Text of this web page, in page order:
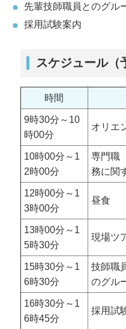
先輩技師職員とのグル
採用試験案内
スケジュール（
時間
9時30分～10
時00分
オリエ
10時00分～1
2時00分
専門職
務に関
12時00分～1
3時00分
昼食
13時00分～1
5時30分
現場ツ
15時30分～1
6時30分
技師職
のグル
16時30分～1
6時45分
採用試